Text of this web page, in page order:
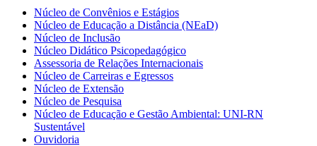
Núcleo de Convênios e Estágios
Núcleo de Educação a Distância (NEaD)
Núcleo de Inclusão
Núcleo Didático Psicopedagógico
Assessoria de Relações Internacionais
Núcleo de Carreiras e Egressos
Núcleo de Extensão
Núcleo de Pesquisa
Núcleo de Educação e Gestão Ambiental: UNI-RN
Sustentável
Ouvidoria